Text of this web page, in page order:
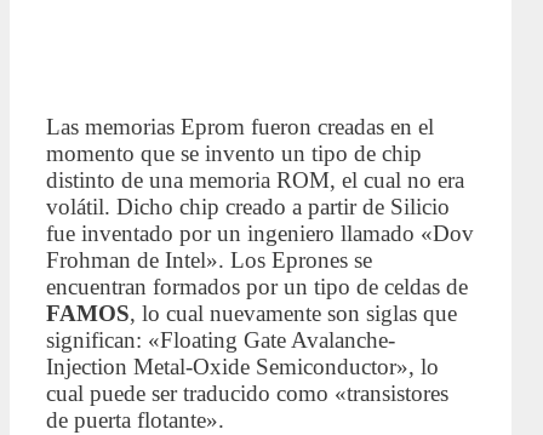
Las memorias Eprom fueron creadas en el
momento que se invento un tipo de chip
distinto de una memoria ROM, el cual no era
volátil. Dicho chip creado a partir de Silicio
fue inventado por un ingeniero llamado «Dov
Frohman de Intel». Los Eprones se
encuentran formados por un tipo de celdas de
FAMOS, lo cual nuevamente son siglas que
significan: «Floating Gate Avalanche-
Injection Metal-Oxide Semiconductor», lo
cual puede ser traducido como «transistores
de puerta flotante».